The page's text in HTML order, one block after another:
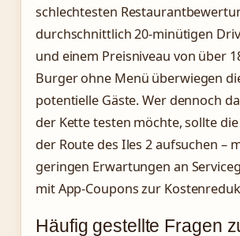
schlechtesten
durchschnittlich 20-minütigen
und einem Preisniveau von über
Burger ohne Menü überwiegen
potentielle Gäste. Wer dennoch
der Kette testen möchte, sollte
der Route des Iles 2 aufsuchen –
geringen Erwartungen an
mit App-Coupons zur
Häufig gestellte Fragen